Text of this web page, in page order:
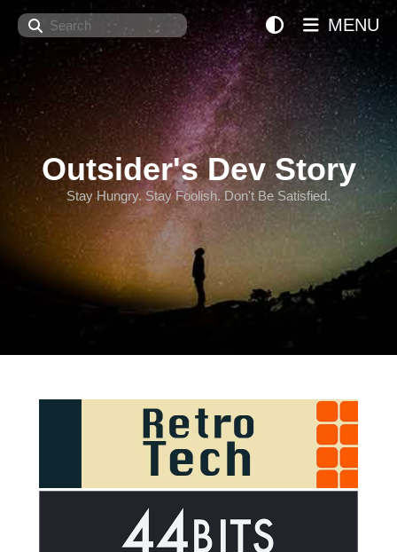
Search
Outsider's Dev Story
Stay Hungry. Stay Foolish. Don't Be Satisfied.
MENU